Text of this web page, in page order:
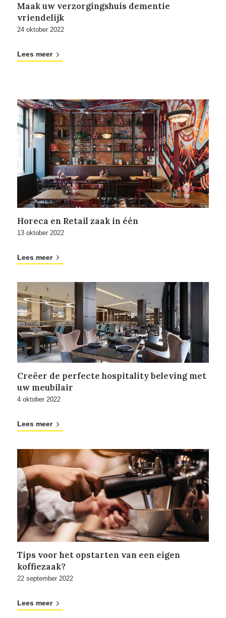
Maak uw verzorgingshuis dementie
vriendelijk
24 oktober 2022
Lees meer
Horeca en Retail zaak in één
13 oktober 2022
Lees meer
Creëer de perfecte hospitality beleving met
uw meubilair
4 oktober 2022
Lees meer
Tips voor het opstarten van een eigen
koffiezaak?
22 september 2022
Lees meer